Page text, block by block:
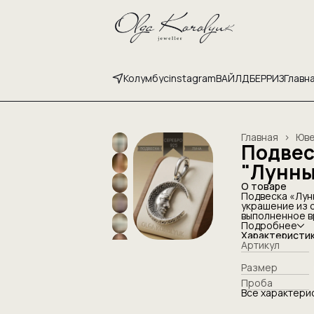
КолумбусinstagramВАЙЛДБЕРРИЗ
Главная ›
О товаре
Подвеска
украшение из
выполненное
проработкой.
внутреннюю
глубину
тонкой работы
Благородное
каждую
Подробнее
Артикул
Размер
Проба
Все